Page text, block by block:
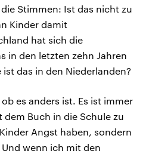
Stimmen: Ist das nicht zu
Kinder damit
hat sich die
in den letzten zehn Jahren
das in den Niederlanden?
es anders ist. Es ist immer
Buch in die Schule zu
Angst haben, sondern
wenn ich mit den